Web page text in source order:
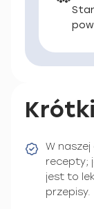
W
recepty;
jest to
przepisy.